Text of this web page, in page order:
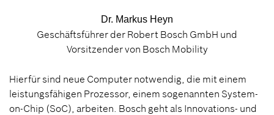
Dr. Markus Heyn
Geschäftsführer der Robert Bosch GmbH und
Vorsitzender von Bosch Mobility
Hierfür sind neue Computer notwendig, die mit einem
leistungsfähigen Prozessor, einem sogenannten System-
on-Chip (SoC), arbeiten. Bosch geht als Innovations- und